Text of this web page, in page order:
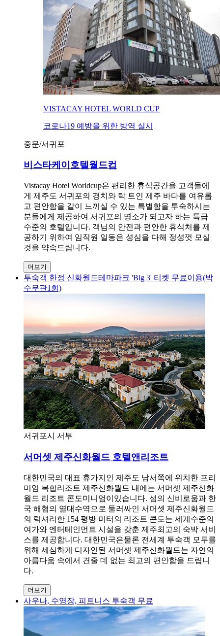
VISTACAY HOTEL WORLD CUP
코로나19 예방을 위한 방역 실시
중문/서귀포
비스타케이호텔월드컵
Vistacay Hotel Worldcup은 편리한 휴식공간을 고객들에
게 제주도 서귀포의 경치와 탁 트인 제주 바다를 여유롭
고 편안함을 같이 느끼실 수 있는 특별함을 투숙하시는
분들에게 제공하여 서귀포의 명소가 되고자 하는 특급
수준의 호텔입니다. 객님의 안전과 편안한 휴식처를 제
공하기 위하여 임직원 일동은 성심을 다해 정성껏 모실
것을 약속드립니다.
더보기
투숙객 한정 신화월드테마파크 'Big 3' 티켓 무료이용(박
수무관1회)
서귀포시 서부
서머셋 제주신화월드 호텔앤리조트
대한민국의 대표 휴가지인 제주도 남서쪽에 위치한 프리
미엄 복합리조트 제주신화월드 내에는 서머셋 제주신화
월드 리조트 콘도미니엄이있습니다. 섬의 신비로움과 한
국 해협의 열대수역으로 둘러싸인 서머셋 제주신화월드
의 럭셔리한 154 평방 미터의 리조트 콘도는 세계수준의
여가와 엔터테인먼트 시설을 갖춘 제주최고의 숙박 서비
스를 제공합니다. 대한민국은물론 전세계 투숙객 모두를
위해 세심하게 디자인된 서머셋 제주신화월드는 자연의
아름다움 속에서 견줄 데 없는 최고의 편안함을 드립니
다.
더보기
사우나, 수영장, 피트니스 투숙객 무료